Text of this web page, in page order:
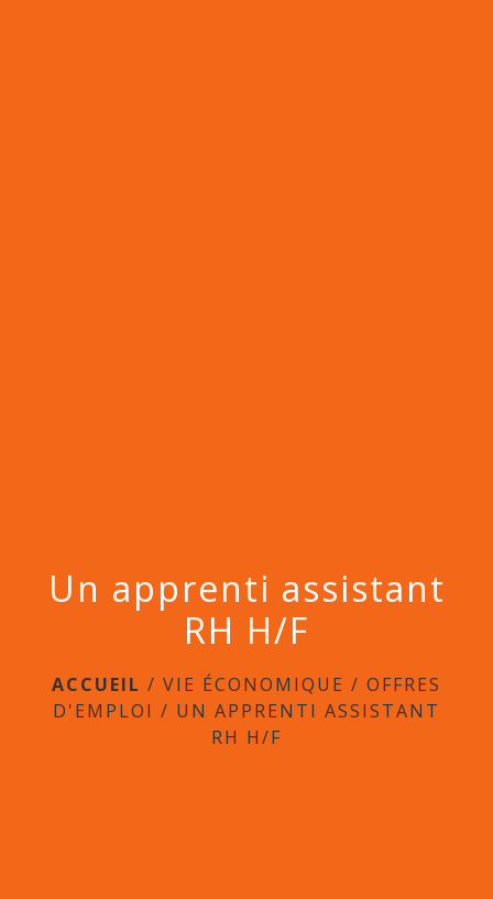
Un apprenti assistant
RH H/F
ACCUEIL / VIE ÉCONOMIQUE / OFFRES
D'EMPLOI / UN APPRENTI ASSISTANT
RH H/F